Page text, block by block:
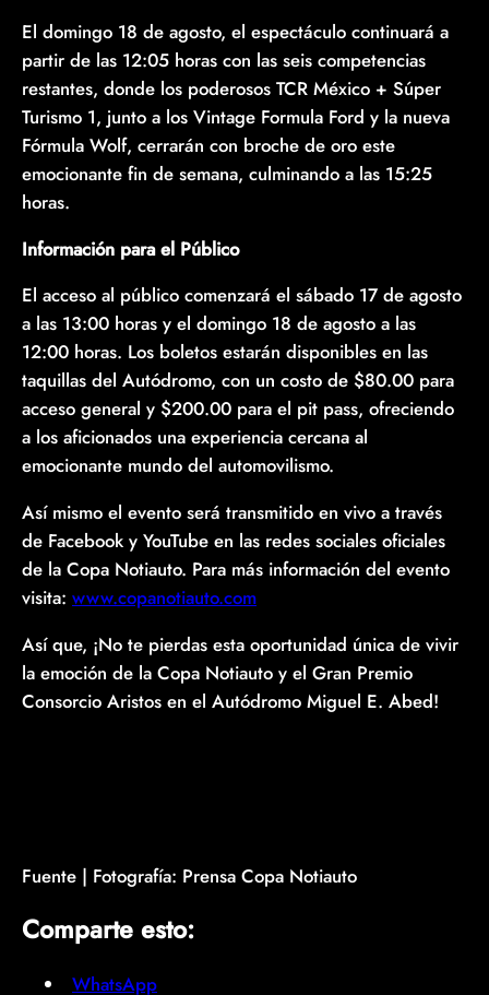
El domingo 18 de agosto, el espectáculo continuará a
partir de las 12:05 horas con las seis competencias
restantes, donde los poderosos TCR México + Súper
Turismo 1, junto a los Vintage Formula Ford y la nueva
Fórmula Wolf, cerrarán con broche de oro este
emocionante fin de semana, culminando a las 15:25
horas.
Información para el Público
El acceso al público comenzará el sábado 17 de agosto
a las 13:00 horas y el domingo 18 de agosto a las
12:00 horas. Los boletos estarán disponibles en las
taquillas del Autódromo, con un costo de $80.00 para
acceso general y $200.00 para el pit pass, ofreciendo
a los aficionados una experiencia cercana al
emocionante mundo del automovilismo.
Así mismo el evento será transmitido en vivo a través
de Facebook y YouTube en las redes sociales oficiales
de la Copa Notiauto. Para más información del evento
visita: www.copanotiauto.com
Así que, ¡No te pierdas esta oportunidad única de vivir
la emoción de la Copa Notiauto y el Gran Premio
Consorcio Aristos en el Autódromo Miguel E. Abed!
Fuente | Fotografía: Prensa Copa Notiauto
Comparte esto:
WhatsApp